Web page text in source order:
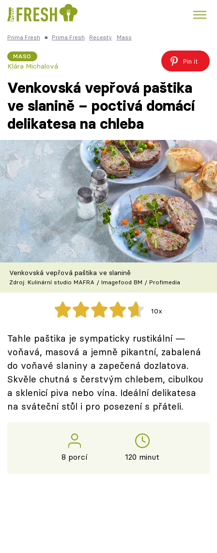
Česká kuchyně
Témata
Recepty
Články
TV Program
Škola vaření
Recepty z TV
Speciál: Cuketa
Těhotnej kuchař
Přihlášení
Sledujte nás
Prima Fresh ■ Prima Fresh Recepty Maso
MASO
Klára Michalová
Pin it
Venkovská vepřová paštika
ve slanině – poctivá domácí
delikatesa na chleba
Venkovská vepřová paštika ve slanině
Zdroj: Kulinární studio MAFRA / Imagefood BM / Profimedia
10x
Tahle paštika je sympaticky rustikální —
voňavá, masová a jemně pikantní, zabalená
do voňavé slaniny a zapečená dozlatova.
Skvěle chutná s čerstvým chlebem, cibulkou
a sklenicí piva nebo vína. Ideální delikatesa
na sváteční stůl i pro posezení s přáteli.
8 porcí 120 minut